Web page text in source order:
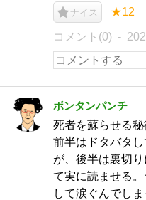
ナイス ★12
コメント(0)
ボンタンパンチ
死者を蘇らせる秘
前半はドタバタ
が、後半は裏切
て実に読ませる
して涙ぐんでしま